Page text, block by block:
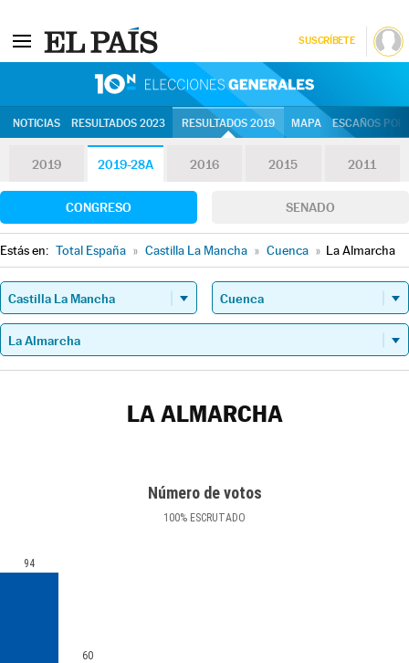
SUSCRÍBETE
NOTICIAS RESULTADOS 2023 RESULTADOS 2019 MAPA ESCAÑOS
2019 2019-28A 2016 2015 2011
CONGRESO SENADO
Estás en: Total España » Castilla La Mancha » Cuenca » La Almarcha
LA ALMARCHA
Número de votos
100% ESCRUTADO
94
60